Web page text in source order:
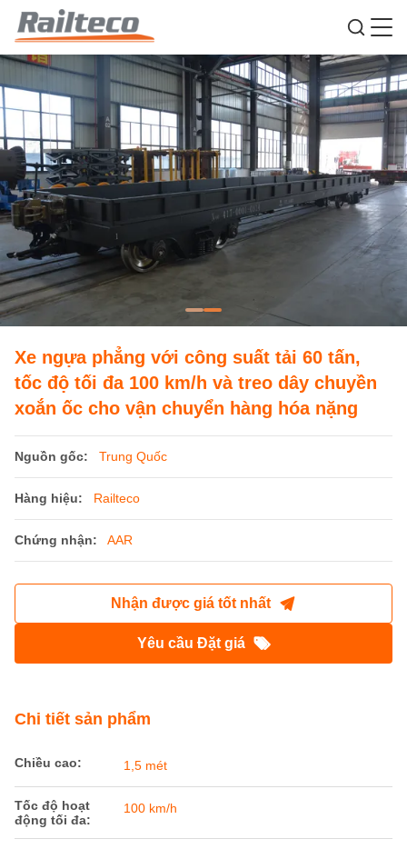
Xe ngựa phẳng với công suất tải 60 tấn,
tốc độ tối đa 100 km/h và treo dây chuyền
xoắn ốc cho vận chuyển hàng hóa nặng
Nguồn gốc: Trung Quốc
Hàng hiệu: Railteco
Chứng nhận: AAR
Nhận được giá tốt nhất
Yêu cầu Đặt giá
Chi tiết sản phẩm
Chiều cao: 1,5 mét
Tốc độ hoạt
động tối đa:
100 km/h